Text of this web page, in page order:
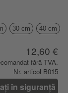
30 cm 40 cm
12,60 €
fără TVA.
Nr. articol B015
în siguranță